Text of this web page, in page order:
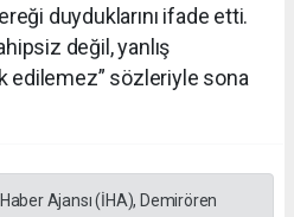
duyduklarını ifade etti.
değil, yanlış
edilemez” sözleriyle sona
Ajansı (İHA), Demirören